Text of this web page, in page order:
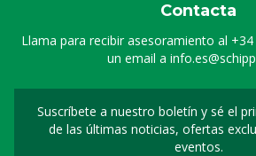
Contacta
Llama para recibir asesoramiento al
un email a
Suscríbete a nuestro boletín y sé el
de las últimas noticias, ofertas
eventos.